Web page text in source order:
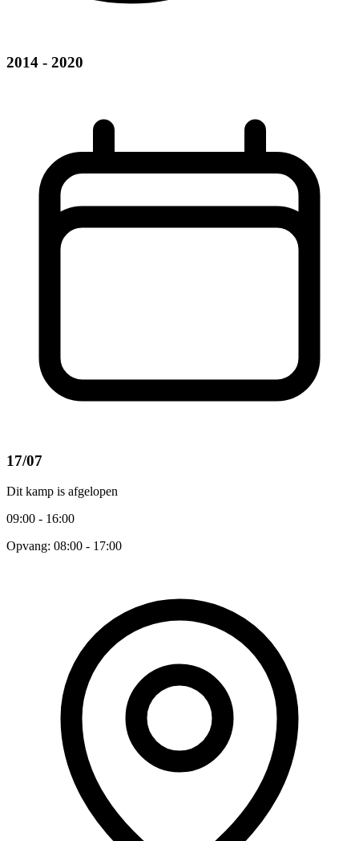
2014 - 2020
17/07
Dit kamp is afgelopen
09:00 - 16:00
Opvang: 08:00 - 17:00